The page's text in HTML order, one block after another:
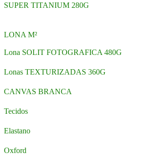
SUPER TITANIUM 280G
LONA M²
Lona SOLIT FOTOGRAFICA 480G
Lonas TEXTURIZADAS 360G
CANVAS BRANCA
Tecidos
Elastano
Oxford